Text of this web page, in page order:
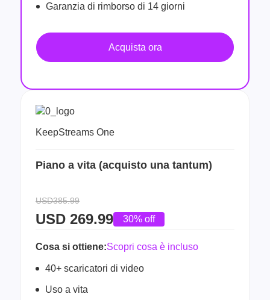
Garanzia di rimborso di 14 giorni
Acquista ora
KeepStreams One
Piano a vita (acquisto una tantum)
USD385.99
USD 269.99 30% off
Cosa si ottiene:Scopri cosa è incluso
40+ scaricatori di video
Uso a vita